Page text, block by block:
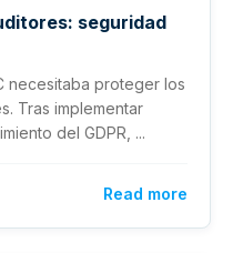
seguridad
necesitaba proteger los
Tras implementar
del GDPR, ...
Read more